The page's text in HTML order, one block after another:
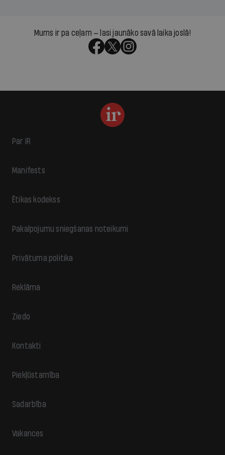
Mums ir pa ceļam — lasi jaunāko savā laika joslā!
Par IR
Manifests
Ētikas kodekss
Pakalpojumu sniegšanas noteikumi
Privātuma politika
Reklāma
Ziedo
Kontakti
Piekļūstamība
Sadarbība
Vakances